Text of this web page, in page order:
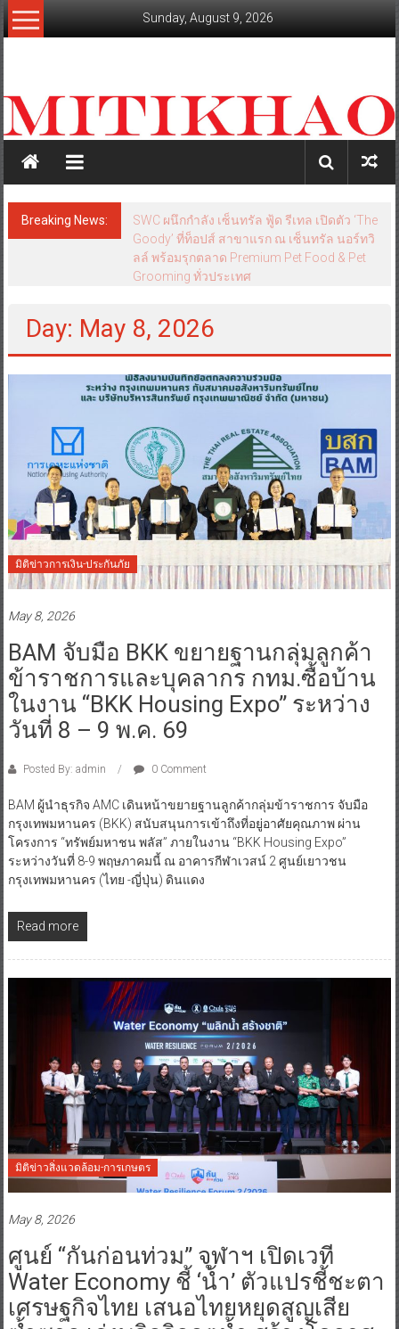
Skip
to
Sunday, August 9, 2026
สะท้อน
ลึก
เหลี่ยม
มุม
เศรษฐกิจ-
การเมือง-
Breaking News:
SWC ผนึกกำลัง เซ็นทรัล ฟู้ด รีเทล เปิดตัว ‘The
Goody’ ที่ท็อปส์ สาขาแรก ณ เซ็นทรัล นอร์ทวิ
ลล์ พร้อมรุกตลาด Premium Pet Food & Pet
Grooming ทั่วประเทศ
Day: May 8, 2026
มิติข่าวการเงิน-ประกันภัย
May 8, 2026
BAM จับมือ BKK ขยายฐานกลุ่มลูกค้า
ข้าราชการและบุคลากร กทม.ซื้อบ้าน
ในงาน “BKK Housing Expo” ระหว่าง
วันที่ 8 – 9 พ.ค. 69
Posted By: admin 0 Comment
BAM ผู้นำธุรกิจ AMC เดินหน้าขยายฐานลูกค้ากลุ่มข้าราชการ จับมือ
กรุงเทพมหานคร (BKK) สนับสนุนการเข้าถึงที่อยู่อาศัยคุณภาพ ผ่าน
โครงการ “ทรัพย์มหาชน พลัส” ภายในงาน “BKK Housing Expo”
ระหว่างวันที่ 8-9 พฤษภาคมนี้ ณ อาคารกีฬาเวสน์ 2 ศูนย์เยาวชน
กรุงเทพมหานคร (ไทย -ญี่ปุ่น) ดินแดง
Read more
มิติข่าวสิ่งแวดล้อม-การเกษตร
May 8, 2026
ศูนย์ “กันก่อนท่วม” จุฬาฯ เปิดเวที
Water Economy ชี้ ‘น้ำ’ ตัวแปรชี้ชะตา
เศรษฐกิจไทย เสนอไทยหยุดสูญเสีย